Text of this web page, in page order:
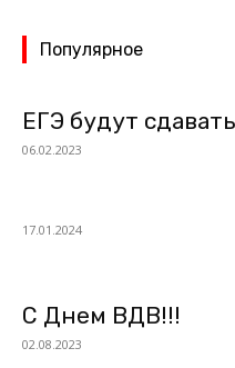
Популярное
ЕГЭ будут
06.02.2023
17.01.2024
С Днем ВДВ!!!
02.08.2023